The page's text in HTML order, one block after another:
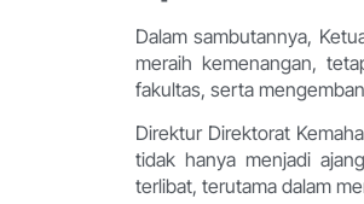
Dalam sambutannya,
meraih kemenangan,
fakultas, serta
Direktur Direktorat
tidak hanya menjadi
terlibat, terutama dalam